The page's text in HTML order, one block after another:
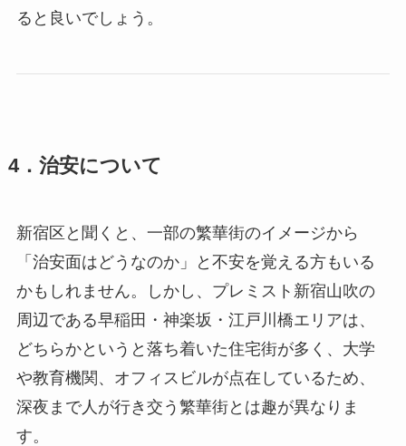
ると良いでしょう。
4．治安について
新宿区と聞くと、一部の繁華街のイメージから
「治安面はどうなのか」と不安を覚える方もいる
かもしれません。しかし、プレミスト新宿山吹の
周辺である早稲田・神楽坂・江戸川橋エリアは、
どちらかというと落ち着いた住宅街が多く、大学
や教育機関、オフィスビルが点在しているため、
深夜まで人が行き交う繁華街とは趣が異なりま
す。